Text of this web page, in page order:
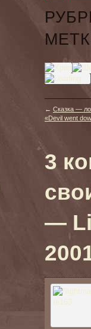
← Сказка —
«Devil went
3
—